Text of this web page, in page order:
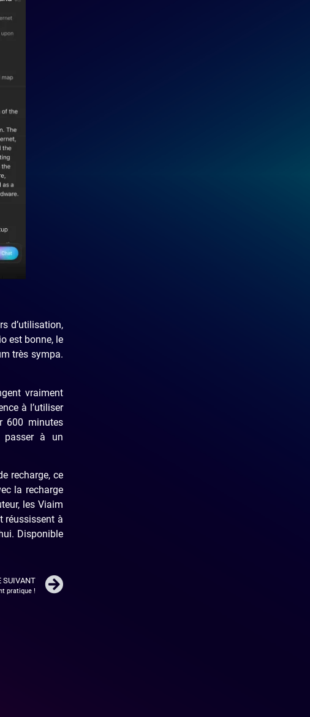
d’utilisation,
est bonne, le
très sympa.
vraiment
à l’utiliser
600 minutes
passer à un
recharge, ce
la recharge
les Viaim
réussissent à
Disponible
SUIVANT
pratique !